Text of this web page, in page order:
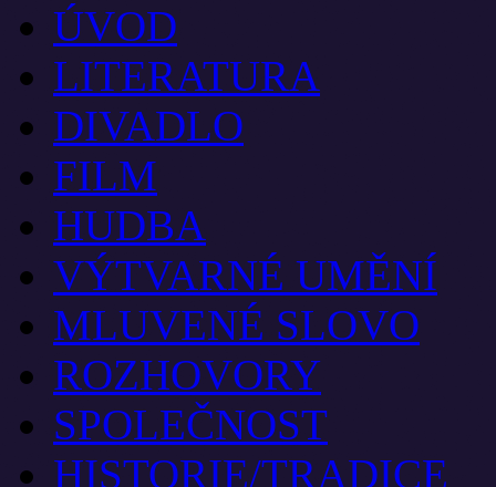
ÚVOD
LITERATURA
DIVADLO
FILM
HUDBA
VÝTVARNÉ UMĚNÍ
MLUVENÉ SLOVO
ROZHOVORY
SPOLEČNOST
HISTORIE/TRADICE